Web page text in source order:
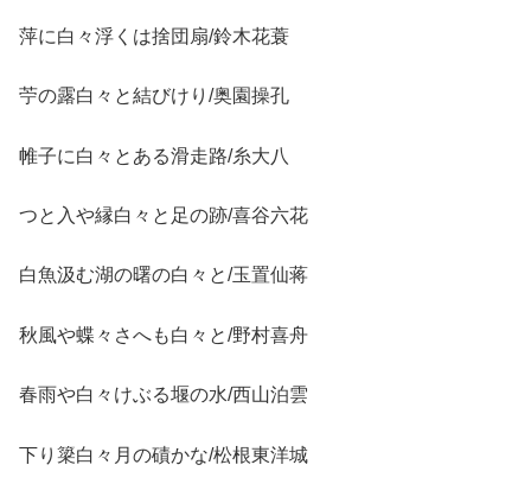
萍に白々浮くは捨団扇/鈴木花蓑
苧の露白々と結びけり/奥園操孔
帷子に白々とある滑走路/糸大八
つと入や縁白々と足の跡/喜谷六花
白魚汲む湖の曙の白々と/玉置仙蒋
秋風や蝶々さへも白々と/野村喜舟
春雨や白々けぶる堰の水/西山泊雲
下り簗白々月の磧かな/松根東洋城